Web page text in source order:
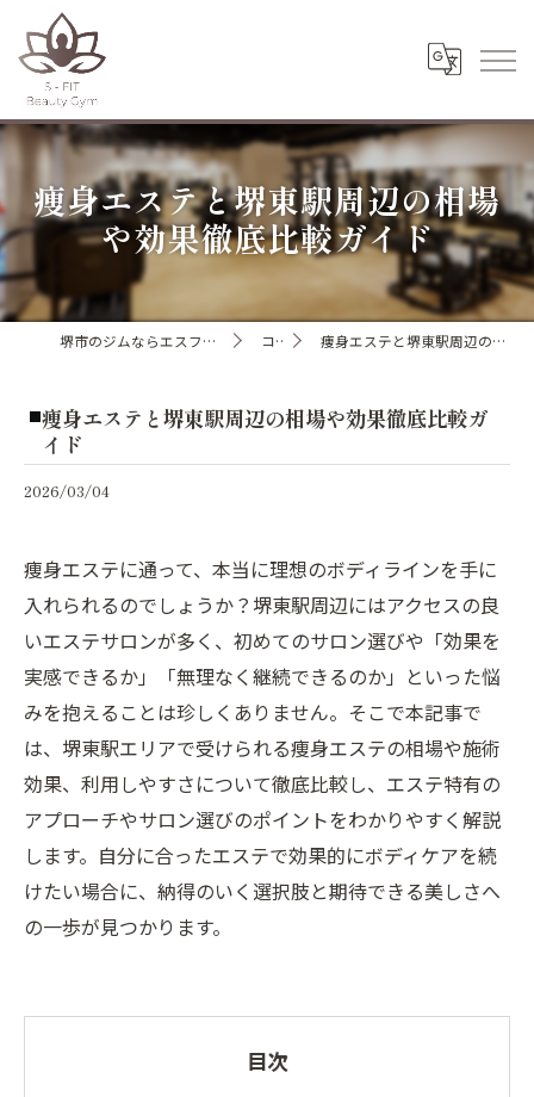
痩身エステと堺東駅周辺の相場
や効果徹底比較ガイド
堺市のジムならエスフィットビューティージム コラム 痩身エステと堺東駅周辺の相場や効果徹底比較ガイド
痩身エステと堺東駅周辺の相場や効果徹底比較ガ
イド
2026/03/04
痩身エステに通って、本当に理想のボディラインを手に
入れられるのでしょうか？堺東駅周辺にはアクセスの良
いエステサロンが多く、初めてのサロン選びや「効果を
実感できるか」「無理なく継続できるのか」といった悩
みを抱えることは珍しくありません。そこで本記事で
は、堺東駅エリアで受けられる痩身エステの相場や施術
効果、利用しやすさについて徹底比較し、エステ特有の
アプローチやサロン選びのポイントをわかりやすく解説
します。自分に合ったエステで効果的にボディケアを続
けたい場合に、納得のいく選択肢と期待できる美しさへ
の一歩が見つかります。
目次